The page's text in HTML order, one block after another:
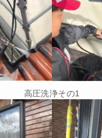
高圧洗浄その1